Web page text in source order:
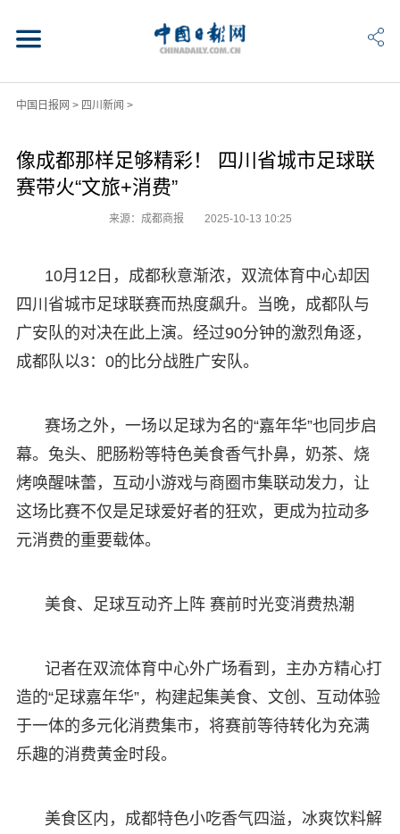
中国日报网 > 四川新闻 >
像成都那样足够精彩！ 四川省城市足球联
赛带火“文旅+消费”
来源：成都商报 2025-10-13 10:25
10月12日，成都秋意渐浓，双流体育中心却因
四川省城市足球联赛而热度飙升。当晚，成都队与
广安队的对决在此上演。经过90分钟的激烈角逐，
成都队以3：0的比分战胜广安队。
赛场之外，一场以足球为名的“嘉年华”也同步启
幕。兔头、肥肠粉等特色美食香气扑鼻，奶茶、烧
烤唤醒味蕾，互动小游戏与商圈市集联动发力，让
这场比赛不仅是足球爱好者的狂欢，更成为拉动多
元消费的重要载体。
美食、足球互动齐上阵 赛前时光变消费热潮
记者在双流体育中心外广场看到，主办方精心打
造的“足球嘉年华”，构建起集美食、文创、互动体验
于一体的多元化消费集市，将赛前等待转化为充满
乐趣的消费黄金时段。
美食区内，成都特色小吃香气四溢，冰爽饮料解